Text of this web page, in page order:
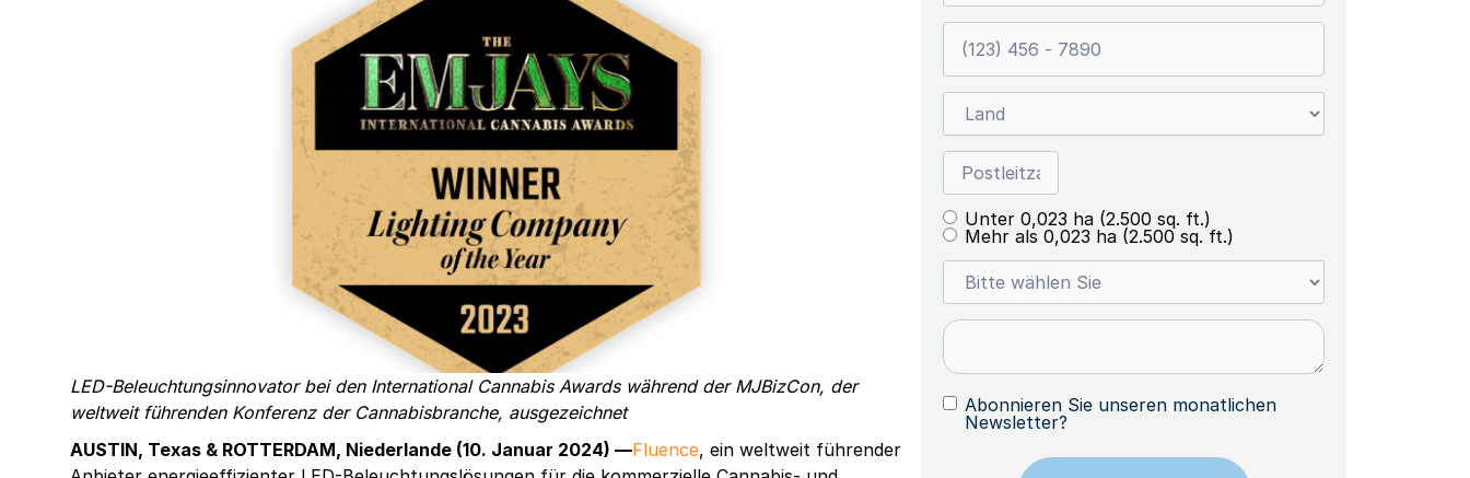
LED-Beleuchtungsinnovator bei den International Cannabis Awards während der MJBizCon, der
weltweit führenden Konferenz der Cannabisbranche, ausgezeichnet
AUSTIN, Texas & ROTTERDAM, Niederlande (10. Januar 2024) —Fluence, ein weltweit führender
Unter 0,023 ha (2.500 sq. ft.)
Mehr als 0,023 ha (2.500 sq. ft.)
Abonnieren Sie unseren monatlichen
Newsletter?